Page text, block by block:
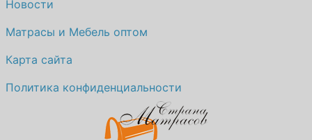
Новости
Матрасы и Мебель оптом
Карта сайта
Политика конфиденциальности